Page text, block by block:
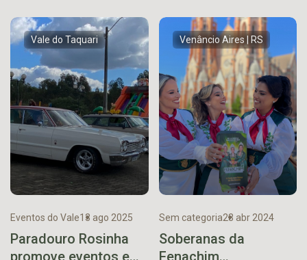
Vale do Taquari
Eventos do Vale13 ago 2025
Paradouro Rosinha
promove eventos em
Venâncio Aires | RS
Sem categoria23 abr 2024
Soberanas da
Fenachim